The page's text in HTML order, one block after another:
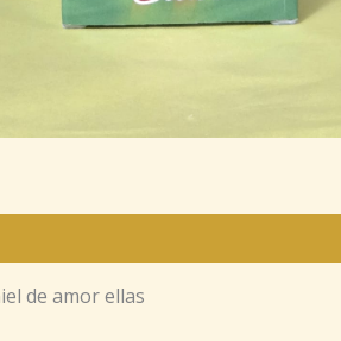
de amor ellas